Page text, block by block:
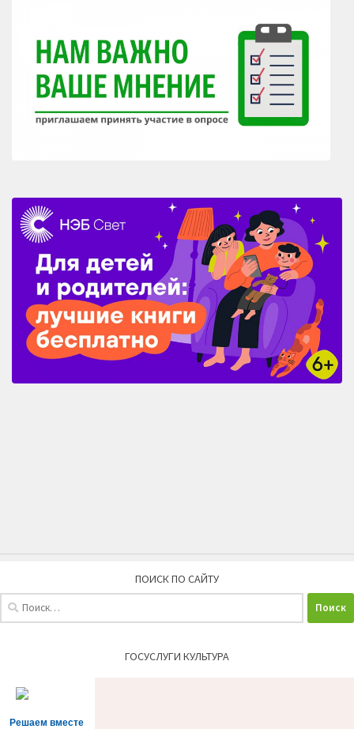
ПОИСК ПО САЙТУ
ГОСУСЛУГИ КУЛЬТУРА
Решаем вместе